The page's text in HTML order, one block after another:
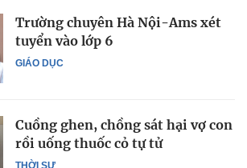
GIÁO DỤC
Trường chuyên Hà Nội-Ams xét
tuyển vào lớp 6
THỜI SỰ
Cuồng ghen, chồng sát hại vợ con
rồi uống thuốc cỏ tự tử